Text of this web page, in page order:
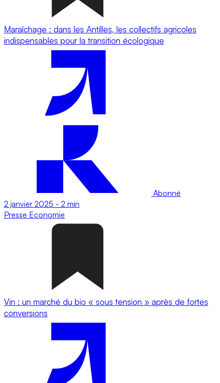
Maraîchage : dans les Antilles, les collectifs agricoles
indispensables pour la transition écologique
Abonné
2 janvier 2025 - 2 min
Presse Economie
Vin : un marché du bio « sous tension » après de fortes
conversions